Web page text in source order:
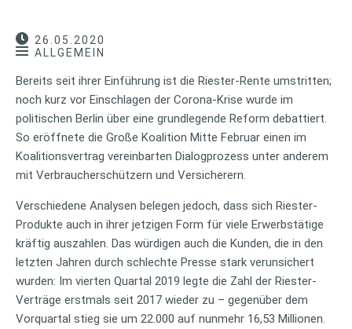
26.05.2020
ALLGEMEIN
Bereits seit ihrer Einführung ist die Riester-Rente umstritten;
noch kurz vor Einschlagen der Corona-Krise wurde im
politischen Berlin über eine grundlegende Reform debattiert.
So eröffnete die Große Koalition Mitte Februar einen im
Koalitionsvertrag vereinbarten Dialogprozess unter anderem
mit Verbraucherschützern und Versicherern.
Verschiedene Analysen belegen jedoch, dass sich Riester-
Produkte auch in ihrer jetzigen Form für viele Erwerbstätige
kräftig auszahlen. Das würdigen auch die Kunden, die in den
letzten Jahren durch schlechte Presse stark verunsichert
wurden: Im vierten Quartal 2019 legte die Zahl der Riester-
Verträge erstmals seit 2017 wieder zu – gegenüber dem
Vorquartal stieg sie um 22.000 auf nunmehr 16,53 Millionen.